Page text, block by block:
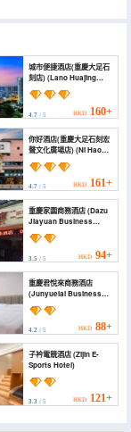
城市便捷酒店(重慶大足石
刻店) (Lano Huajing
Hotel)
4.7/ 5 HKD 160+
你好酒店(重慶大足石刻宏
聲文化廣場店) (Ni Hao
Hotel (Chongqing Dazu
Shike Hongsheng
Wenhua Guangchang))
4.7/ 5 HKD 161+
重慶家園商務酒店 (Dazu
Jiayuan Business
Hotel)
3.5/ 5 HKD 94+
重慶君悅來商務酒店
(Junyuelai Business
Hotel)
4.2/ 5 HKD 88+
子衿電競酒店 (Zijin E-
Sports Hotel)
3.3/ 5 HKD 121+